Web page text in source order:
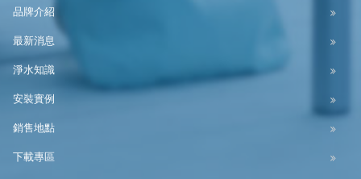
品牌介紹
最新消息
淨水知識
安裝實例
銷售地點
下載專區